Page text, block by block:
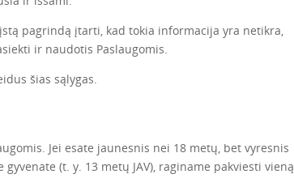
pagrindą įtarti, kad tokia informacija yra netikra,
ir naudotis Paslaugomis.
šias sąlygas.
Jei esate jaunesnis nei 18 metų, bet vyresnis
(t. y. 13 metų JAV), raginame pakviesti vieną